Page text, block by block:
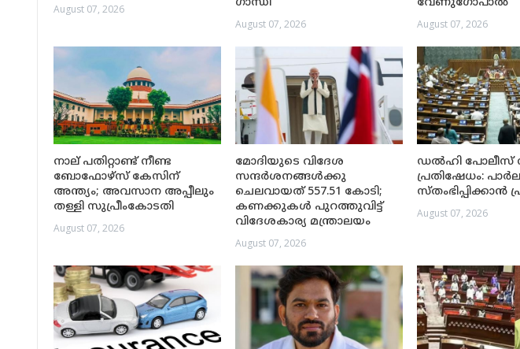
August 07, 2026
ഗാന്ധി
August 07, 2026
വേണുഗോപാൽ
August 07, 2026
നാല് പതിറ്റാണ്ട് നീണ്ട
ബോഫോഴ്സ് കേസിന്
അന്ത്യം; അവസാന അപ്പീലും
തള്ളി സുപ്രീംകോടതി
August 07, 2026
മോദിയുടെ വിദേശ
സന്ദർശനങ്ങൾക്കു
ചെലവായത് 557.51 കോടി;
കണക്കുകൾ പുറത്തുവിട്ട്
വിദേശകാര്യ മന്ത്രാലയം
August 07, 2026
ഡൽഹി പോലീസ്
പ്രതിഷേധം:
സ്തംഭിപ്പിക്കാൻ
August 07, 2026